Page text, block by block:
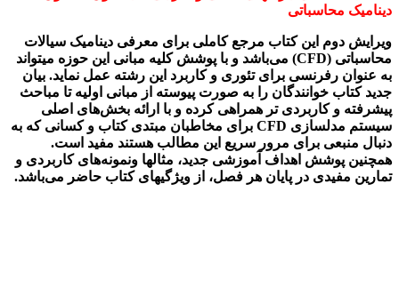
دینامیک محاسباتی
ویرایش دوم این کتاب مرجع کاملی برای معرفی دینامیک سیالات
محاسباتی (CFD) می‌باشد و با پوشش کلیه مبانی این حوزه می­تواند
به عنوان رفرنسی برای تئوری و کاربرد این رشته عمل نماید. بیان
جدید کتاب خوانندگان را به صورت پیوسته از مبانی اولیه تا مباحث
پیشرفته و کاربردی ­تر همراهی کرده و با ارائه بخش­‌های اصلی
سیستم مدلسازی CFD برای مخاطبان مبتدی کتاب و کسانی که به
دنبال منبعی برای مرور سریع این مطالب هستند مفید است.
همچنین پوشش اهداف آموزشی جدید، مثال­­ها ونمونه‌های کاربردی و
تمارین مفیدی در پایان هر فصل، از ویژگی­های کتاب حاضر می‌­باشد.